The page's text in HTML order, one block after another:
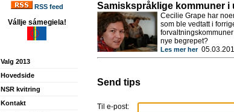
RSS feed
Vállje sámegiela!
Valg 2013
Hovedside
NSR kvitring
Kontakt
Samiskspråklige kommuner i
Cecilie Grape har
som ble vedtatt i
nye begrepet?
Les mer her
Send tips
Til e-post: